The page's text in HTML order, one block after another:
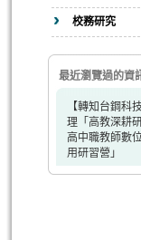
校務研究
最近瀏覽過的資
【轉知台鋼科
理「高教深耕
高中職教師數
用研習營」